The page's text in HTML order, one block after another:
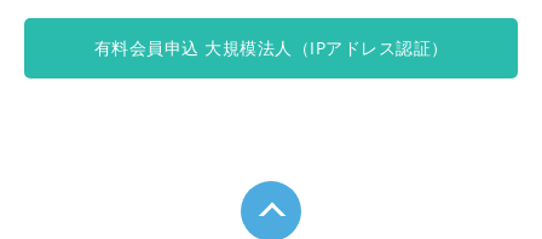
有料会員申込 大規模法人（IPアドレス認証）